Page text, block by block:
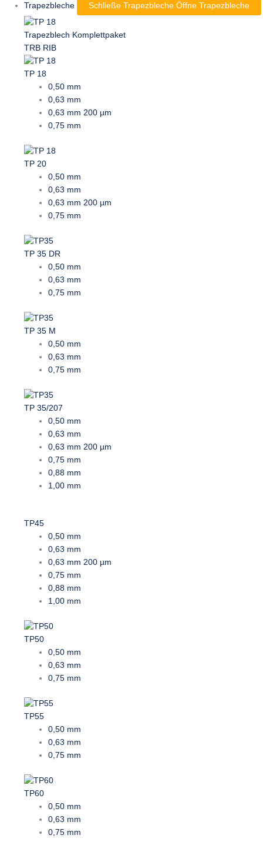
Trapezbleche
Schließe Trapezbleche Öffne Trapezbleche
Trapezblech Komplettpaket
TRB RIB
TP 18
0,50 mm
0,63 mm
0,63 mm 200 µm
0,75 mm
TP 20
0,50 mm
0,63 mm
0,63 mm 200 µm
0,75 mm
TP 35 DR
0,50 mm
0,63 mm
0,75 mm
TP 35 M
0,50 mm
0,63 mm
0,75 mm
TP 35/207
0,50 mm
0,63 mm
0,63 mm 200 µm
0,75 mm
0,88 mm
1,00 mm
TP45
0,50 mm
0,63 mm
0,63 mm 200 µm
0,75 mm
0,88 mm
1,00 mm
TP50
0,50 mm
0,63 mm
0,75 mm
TP55
0,50 mm
0,63 mm
0,75 mm
TP60
0,50 mm
0,63 mm
0,75 mm